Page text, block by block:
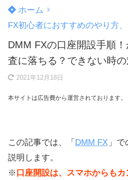
ホーム
FX初心者におすすめのやり方
DMM FXの口座開設手順
査に落ちる？できない時
2021年12月18日
本サイトは広告費から運営されております。
この記事では、「 DMM FX 」で
説明します。
※ 口座開設は、スマホからも